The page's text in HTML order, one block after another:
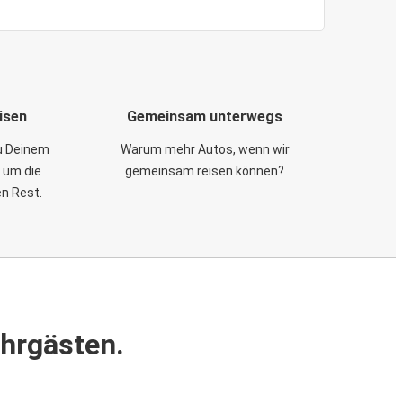
Deinem
die
Rest.
Gemeinsam unterwegs
Warum mehr Autos, wenn wir
gemeinsam reisen können?